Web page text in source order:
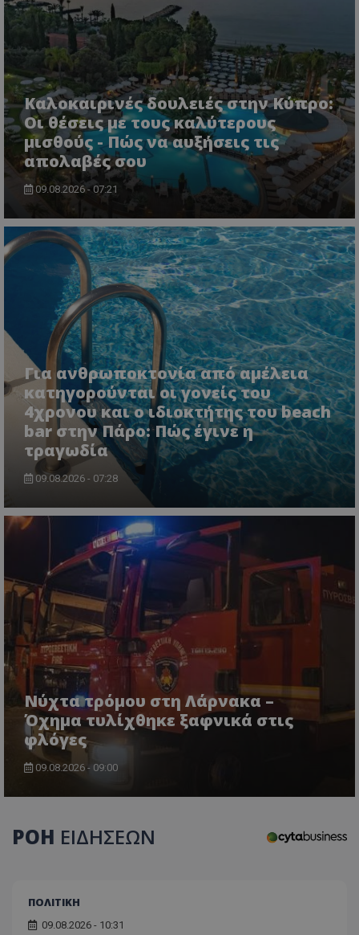
Καλοκαιρινές δουλειές στην Κύπρο:
Οι θέσεις με τους καλύτερους
μισθούς - Πώς να αυξήσεις τις
απολαβές σου
09.08.2026 - 07:21
Για ανθρωποκτονία από αμέλεια
κατηγορούνται οι γονείς του
4χρονου και ο ιδιοκτήτης του beach
bar στην Πάρο: Πώς έγινε η
τραγωδία
09.08.2026 - 07:28
Νύχτα τρόμου στη Λάρνακα –
Όχημα τυλίχθηκε ξαφνικά στις
φλόγες
09.08.2026 - 09:00
ΡΟΗ ΕΙΔΗΣΕΩΝ
ΠΟΛΙΤΙΚΗ
09.08.2026 - 10:31